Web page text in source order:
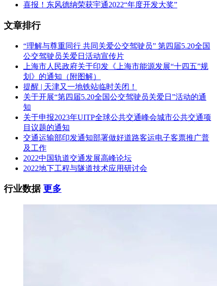
喜报！东风德纳荣获宇通2022“年度开发大奖”
文章排行
“理解与尊重同行 共同关爱公交驾驶员” 第四届5.20全国
公交驾驶员关爱日活动宣传片
上海市人民政府关于印发《上海市能源发展“十四五”规
划》的通知（附图解）
提醒 | 天津又一地铁站临时关闭！
关于开展“第四届5.20全国公交驾驶员关爱日”活动的通
知
关于申报2023年UITP全球公共交通峰会城市公共交通项
目议题的通知
交通运输部印发通知部署做好道路客运电子客票推广普
及工作
2022中国轨道交通发展高峰论坛
2022地下工程与隧道技术应用研讨会
行业数据更多